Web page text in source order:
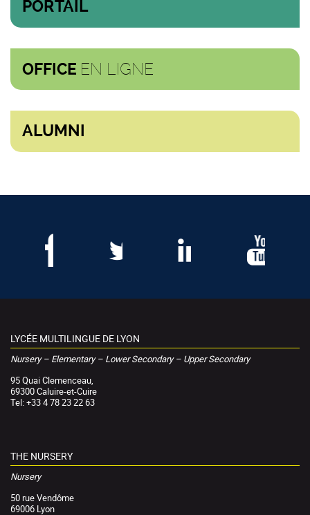
PORTAIL
OFFICE EN LIGNE
ALUMNI
LYCÉE MULTILINGUE DE LYON
Nursery – Elementary – Lower Secondary – Upper Secondary
95 Quai Clemenceau,
69300 Caluire-et-Cuire
Tel: +33 4 78 23 22 63
THE NURSERY
Nursery
50 rue Vendôme
69006 Lyon